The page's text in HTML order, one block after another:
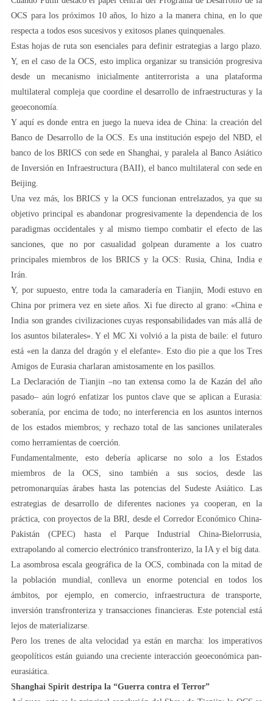
OCS para los próximos 10 años, lo hizo a la manera china, en lo que
respecta a todos esos sucesivos y exitosos planes quinquenales.
Estas hojas de ruta son esenciales para definir estrategias a largo plazo.
Y, en el caso de la OCS, esto implica organizar su transición progresiva
desde un mecanismo inicialmente antiterrorista a una plataforma
multilateral compleja que coordine el desarrollo de infraestructuras y la
geoeconomía.
Y aquí es donde entra en juego la nueva idea de China: la creación del
Banco de Desarrollo de la OCS. Es una institución espejo del NBD, el
banco de los BRICS con sede en Shanghai, y paralela al Banco Asiático
de Inversión en Infraestructura (BAII), el banco multilateral con sede en
Beijing.
Una vez más, los BRICS y la OCS funcionan entrelazados, ya que su
objetivo principal es abandonar progresivamente la dependencia de los
paradigmas occidentales y al mismo tiempo combatir el efecto de las
sanciones, que no por casualidad golpean duramente a los cuatro
principales miembros de los BRICS y la OCS: Rusia, China, India e
Irán.
Y, por supuesto, entre toda la camaradería en Tianjin, Modi estuvo en
China por primera vez en siete años. Xi fue directo al grano: «China e
India son grandes civilizaciones cuyas responsabilidades van más allá de
los asuntos bilaterales». Y el MC Xi volvió a la pista de baile: el futuro
está «en la danza del dragón y el elefante». Esto dio pie a que los Tres
Amigos de Eurasia charlaran amistosamente en los pasillos.
La Declaración de Tianjin –no tan extensa como la de Kazán del año
pasado– aún logró enfatizar los puntos clave que se aplican a Eurasia:
soberanía, por encima de todo; no interferencia en los asuntos internos
de los estados miembros; y rechazo total de las sanciones unilaterales
como herramientas de coerción.
Fundamentalmente, esto debería aplicarse no solo a los Estados
miembros de la OCS, sino también a sus socios, desde las
petromonarquías árabes hasta las potencias del Sudeste Asiático. Las
estrategias de desarrollo de diferentes naciones ya cooperan, en la
práctica, con proyectos de la BRI, desde el Corredor Económico China-
Pakistán (CPEC) hasta el Parque Industrial China-Bielorrusia,
extrapolando al comercio electrónico transfronterizo, la IA y el big data.
La asombrosa escala geográfica de la OCS, combinada con la mitad de
la población mundial, conlleva un enorme potencial en todos los
ámbitos, por ejemplo, en comercio, infraestructura de transporte,
inversión transfronteriza y transacciones financieras. Este potencial está
lejos de materializarse.
Pero los trenes de alta velocidad ya están en marcha: los imperativos
geopolíticos están guiando una creciente interacción geoeconómica pan-
eurasiática.
Shanghai Spirit destripa la “Guerra contra el Terror”